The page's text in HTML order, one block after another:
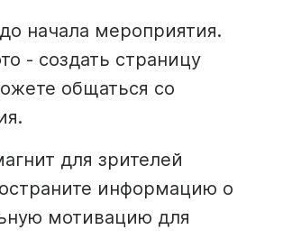
начала мероприятия.
- создать страницу
общаться со
для зрителей
информацию о
мотивацию для